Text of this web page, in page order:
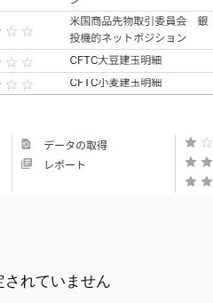
れていません